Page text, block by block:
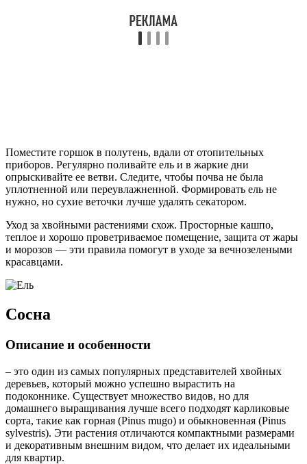
Поместите горшок в полутень, вдали от отопительных
приборов. Регулярно поливайте ель и в жаркие дни
опрыскивайте ее ветви. Следите, чтобы почва не была
уплотненной или переувлажненной. Формировать ель не
нужно, но сухие веточки лучше удалять секатором.
Уход за хвойными растениями схож. Просторные кашпо,
теплое и хорошо проветриваемое помещение, защита от жары
и морозов — эти правила помогут в уходе за вечнозелеными
красавцами.
Сосна
Описание и особенности
– это один из самых популярных представителей хвойных
деревьев, который можно успешно вырастить на
подоконнике. Существует множество видов, но для
домашнего выращивания лучше всего подходят карликовые
сорта, такие как горная (Pinus mugo) и обыкновенная (Pinus
sylvestris). Эти растения отличаются компактными размерами
и декоративным внешним видом, что делает их идеальными
для квартир.